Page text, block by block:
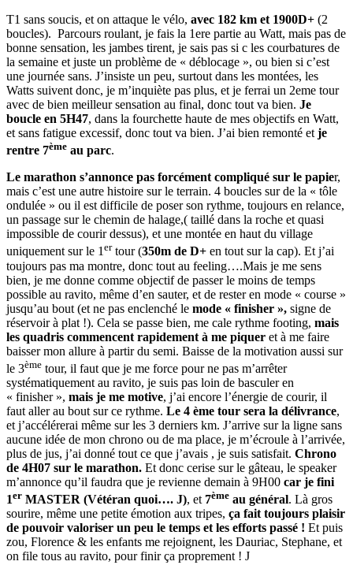
T1 sans soucis, et on attaque le vélo, avec 182 km et 1900D+ (2
boucles). Parcours roulant, je fais la 1ere partie au Watt, mais pas de
bonne sensation, les jambes tirent, je sais pas si c les courbatures de
la semaine et juste un problème de « déblocage », ou bien si c’est
une journée sans. J’insiste un peu, surtout dans les montées, les
Watts suivent donc, je m’inquiète pas plus, et je ferrai un 2eme tour
avec de bien meilleur sensation au final, donc tout va bien. Je
boucle en 5H47, dans la fourchette haute de mes objectifs en Watt,
et sans fatigue excessif, donc tout va bien. J’ai bien remonté et je
rentre 7ème au parc.
Le marathon s’annonce pas forcément compliqué sur le papier,
mais c’est une autre histoire sur le terrain. 4 boucles sur de la « tôle
ondulée » ou il est difficile de poser son rythme, toujours en relance,
un passage sur le chemin de halage,( taillé dans la roche et quasi
impossible de courir dessus), et une montée en haut du village
uniquement sur le 1ertour (350m de D+ en tout sur la cap). Et j’ai
toujours pas ma montre, donc tout au feeling….Mais je me sens
bien, je me donne comme objectif de passer le moins de temps
possible au ravito, même d’en sauter, et de rester en mode « course »
jusqu’au bout (et ne pas enclenché le mode « finisher », signe de
réservoir à plat !). Cela se passe bien, me cale rythme footing, mais
les quadris commencent rapidement à me piquer et à me faire
baisser mon allure à partir du semi. Baisse de la motivation aussi sur
le 3ème tour, il faut que je me force pour ne pas m’arrêter
systématiquement au ravito, je suis pas loin de basculer en
« finisher », mais je me motive, j’ai encore l’énergie de courir, il
faut aller au bout sur ce rythme. Le 4 ème tour sera la délivrance,
et j’accélérerai même sur les 3 derniers km. J’arrive sur la ligne sans
aucune idée de mon chrono ou de ma place, je m’écroule à l’arrivée,
plus de jus, j’ai donné tout ce que j’avais , je suis satisfait. Chrono
de 4H07 sur le marathon. Et donc cerise sur le gâteau, le speaker
m’annonce qu’il faudra que je revienne demain à 9H00 car je fini
1er MASTER (Vétéran quoi…. J), et 7ème au général. Là gros
sourire, même une petite émotion aux tripes, ça fait toujours plaisir
de pouvoir valoriser un peu le temps et les efforts passé ! Et puis
zou, Florence & les enfants me rejoignent, les Dauriac, Stephane, et
on file tous au ravito, pour finir ça proprement ! J